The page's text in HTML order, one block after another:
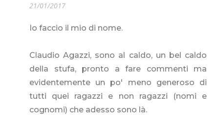
21/01/2017
Io faccio il mio di nome.
Claudio Agazzi, sono al caldo, un bel caldo
della stufa, pronto a fare commenti ma
evidentemente un po' meno generoso di
tutti quei ragazzi e non ragazzi (nomi e
cognomi) che adesso sono là.